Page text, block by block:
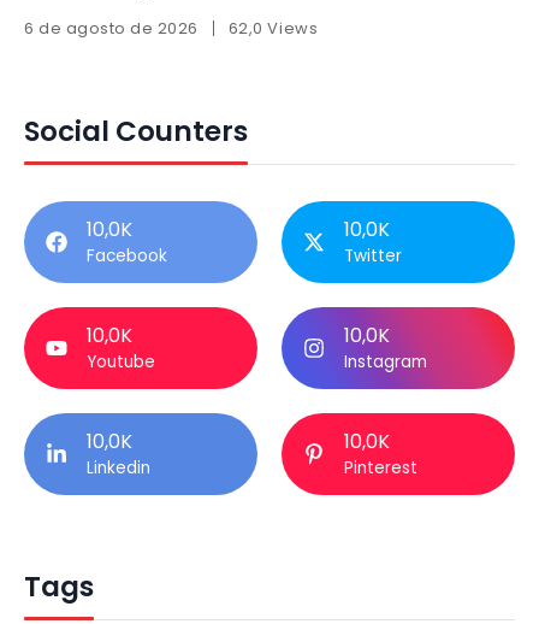
6 de agosto de 2026 62,0 Views
Social Counters
10,0K
Facebook
10,0K
Twitter
10,0K
Youtube
10,0K
Instagram
10,0K
Linkedin
10,0K
Pinterest
Tags